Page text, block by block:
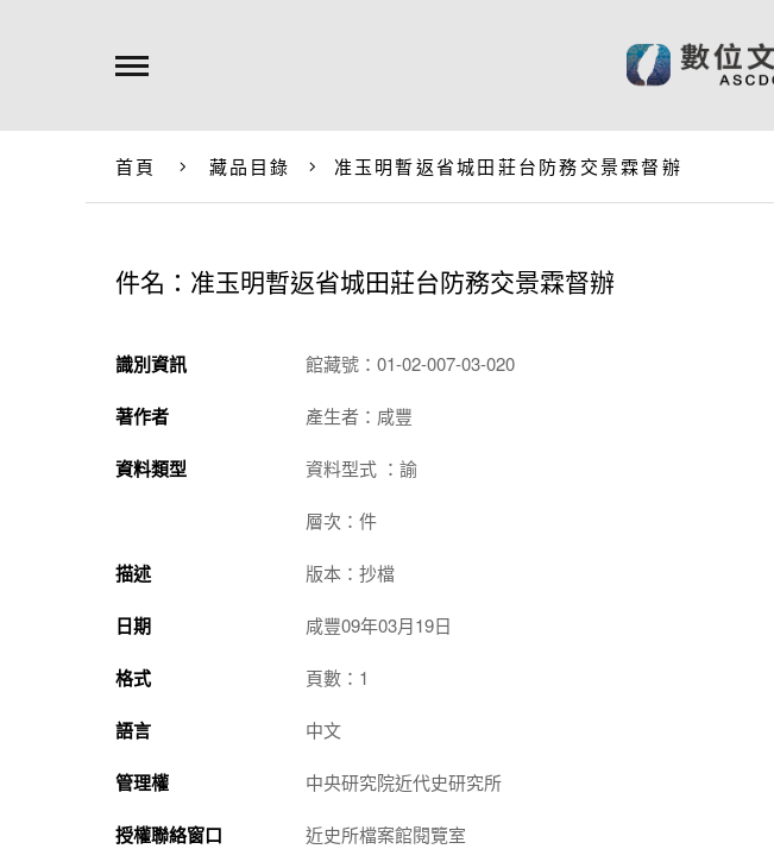
首頁 藏品目錄 准玉明暫返省城田莊台防務交景霖督辦
件名：准玉明暫返省城田莊台防務交景霖督辦
識別資訊 館藏號：01-02-007-03-020
著作者 產生者：咸豐
資料類型 資料型式 ：諭
層次：件
描述 版本：抄檔
日期 咸豐09年03月19日
格式 頁數：1
語言 中文
管理權 中央研究院近代史研究所
授權聯絡窗口
近史所檔案館閱覽室